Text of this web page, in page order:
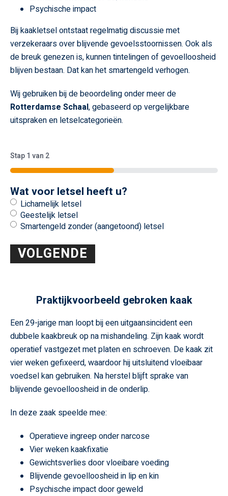
Psychische impact
Bij kaakletsel ontstaat regelmatig discussie met
verzekeraars over blijvende gevoelsstoornissen. Ook als
de breuk genezen is, kunnen tintelingen of gevoelloosheid
blijven bestaan. Dat kan het smartengeld verhogen.
Wij gebruiken bij de beoordeling onder meer de
Rotterdamse Schaal, gebaseerd op vergelijkbare
uitspraken en letselcategorieën.
Stap1 van 2
50%
Wat voor letsel heeft u?
Lichamelijk letsel
Geestelijk letsel
Smartengeld zonder (aangetoond) letsel
Praktijkvoorbeeld gebroken kaak
Een 29-jarige man loopt bij een uitgaansincident een
dubbele kaakbreuk op na mishandeling. Zijn kaak wordt
operatief vastgezet met platen en schroeven. De kaak zit
vier weken gefixeerd, waardoor hij uitsluitend vloeibaar
voedsel kan gebruiken. Na herstel blijft sprake van
blijvende gevoelloosheid in de onderlip.
In deze zaak speelde mee:
Operatieve ingreep onder narcose
Vier weken kaakfixatie
Gewichtsverlies door vloeibare voeding
Blijvende gevoelloosheid in lip en kin
Psychische impact door geweld